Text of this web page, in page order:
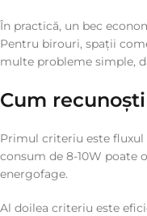
În practică, un bec
Pentru birouri, spații
multe probleme simple,
Cum
Primul criteriu este fluxul
consum de 8-10W poate
energofage.
Al doilea criteriu este